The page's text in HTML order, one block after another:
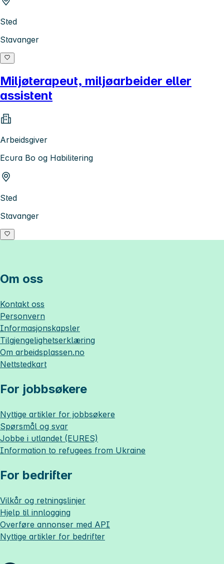
Sted
Stavanger
Miljøterapeut, miljøarbeider eller
assistent
Arbeidsgiver
Ecura Bo og Habilitering
Sted
Stavanger
Om oss
Kontakt oss
Personvern
Informasjonskapsler
Tilgjengelighetserklæring
Om arbeidsplassen.no
Nettstedkart
For jobbsøkere
Nyttige artikler for jobbsøkere
Spørsmål og svar
Jobbe i utlandet (EURES)
Information to refugees from Ukraine
For bedrifter
Vilkår og retningslinjer
Hjelp til innlogging
Overføre annonser med API
Nyttige artikler for bedrifter